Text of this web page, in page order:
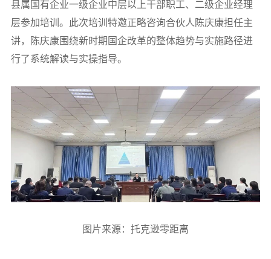
县属国有企业一级企业中层以上干部职工、二级企业经理
层参加培训。此次培训特邀正略咨询合伙人陈庆康担任主
讲，陈庆康围绕新时期国企改革的整体趋势与实施路径进
行了系统解读与实操指导。
图片来源：托克逊零距离